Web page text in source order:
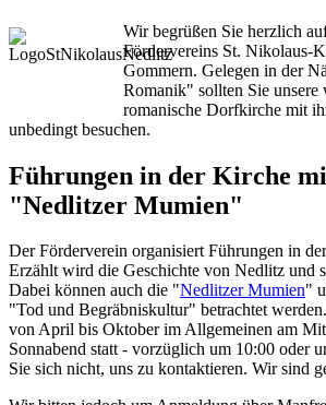
Wir begrüßen Sie herzlich
Fördervereins St. Nikolaus-
Gommern. Gelegen in der
Romanik" sollten Sie unsere
romanische Dorfkirche mit
unbedingt besuchen.
Führungen in der Kirche
"Nedlitzer Mumien"
Der Förderverein organisiert Führungen in
Erzählt wird die Geschichte von Nedlitz und
Dabei können auch die "Nedlitzer Mumien"
"Tod und Begräbniskultur" betrachtet
von April bis Oktober im Allgemeinen am
Sonnabend statt - vorzüglich um 10:00 oder
Sie sich nicht, uns zu kontaktieren. Wir sind